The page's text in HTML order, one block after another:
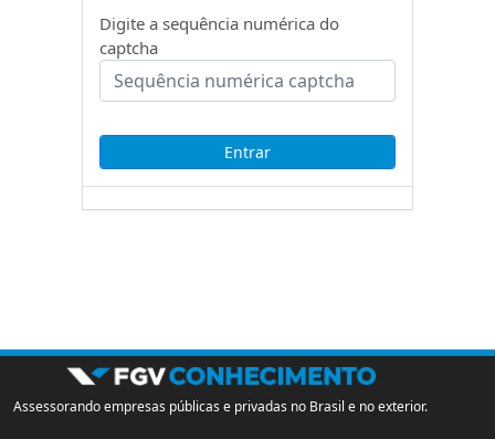
Digite a sequência numérica do
captcha
Assessorando empresas públicas e privadas no Brasil e no exterior.